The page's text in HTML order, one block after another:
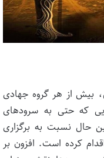
بیش از هر گروه جهادی
که حتی به سرودهای
حال نسبت به برگزاری
کرده است. افزون بر